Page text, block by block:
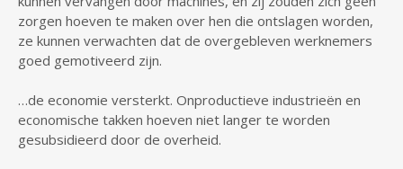
zorgen hoeven te maken over hen die ontslagen worden,
ze kunnen verwachten dat de overgebleven werknemers
goed gemotiveerd zijn.
…de economie versterkt. Onproductieve industrieën en
economische takken hoeven niet langer te worden
gesubsidieerd door de overheid.